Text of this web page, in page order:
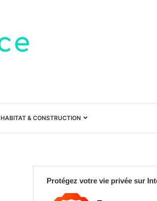
HABITAT & CONSTRUCTION
Protégez votre vie privée sur